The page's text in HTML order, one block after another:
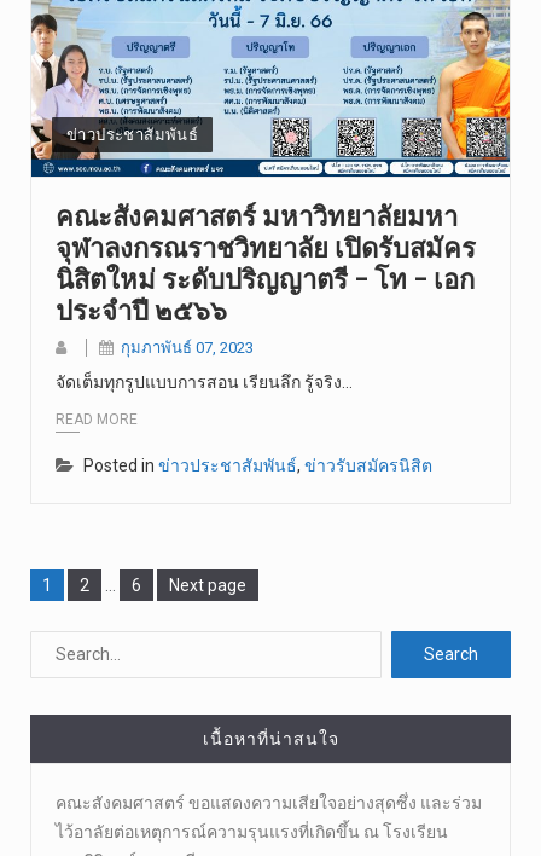
ข่าวประชาสัมพันธ์
คณะสังคมศาสตร์ มหาวิทยาลัยมหา
จุฬาลงกรณราชวิทยาลัย เปิดรับสมัคร
นิสิตใหม่ ระดับปริญญาตรี – โท – เอก
ประจำปี ๒๕๖๖
กุมภาพันธ์ 07, 2023
จัดเต็มทุกรูปแบบการสอน เรียนลึก รู้จริง…
READ MORE
Posted in ข่าวประชาสัมพันธ์, ข่าวรับสมัครนิสิต
Page
1 Page
2 Page
6 Next page
เนื้อหาที่น่าสนใจ
คณะสังคมศาสตร์ ขอแสดงความเสียใจอย่างสุดซึ่ง และร่วม
ไว้อาลัยต่อเหตุการณ์ความรุนแรงที่เกิดขึ้น ณ โรงเรียน